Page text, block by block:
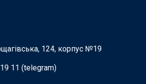
124, корпус №19
11 (telegram)